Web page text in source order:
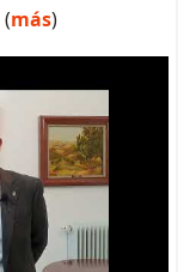
(más)